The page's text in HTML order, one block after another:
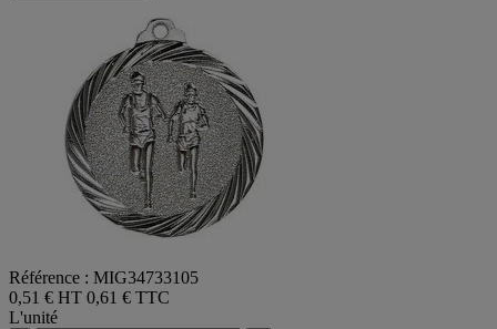
Référence : MIG34733105
0,51 € HT 0,61 € TTC
L'unité